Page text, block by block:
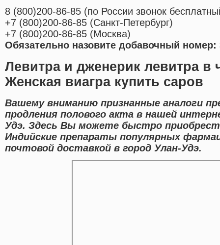
8 (800)200-86-85 (по России звонок
+7 (800)200-86-85 (Санкт-Петербург)
+7 (800)200-86-85 (Москва)
Обязательно назовите добавочный номер:
Левитра и дженерик левитра в
Женская виагра купить саров
Вашему вниманию признанные аналоги
продления полового акта в нашей
Удэ. Здесь Вы можете быстро
Индийские препараты популярных
почтовой доставкой в город Улан-Удэ.